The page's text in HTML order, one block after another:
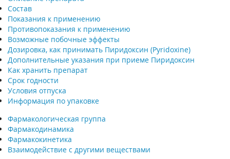
Состав
Показания к применению
Противопоказания к применению
Возможные побочные эффекты
Дозировка, как принимать Пиридоксин (Pyridoxine)
Дополнительные указания при приеме Пиридоксин
Как хранить препарат
Срок годности
Условия отпуска
Информация по упаковке
Фармакологическая группа
Фармакодинамика
Фармакокинетика
Взаимодействие с другими веществами